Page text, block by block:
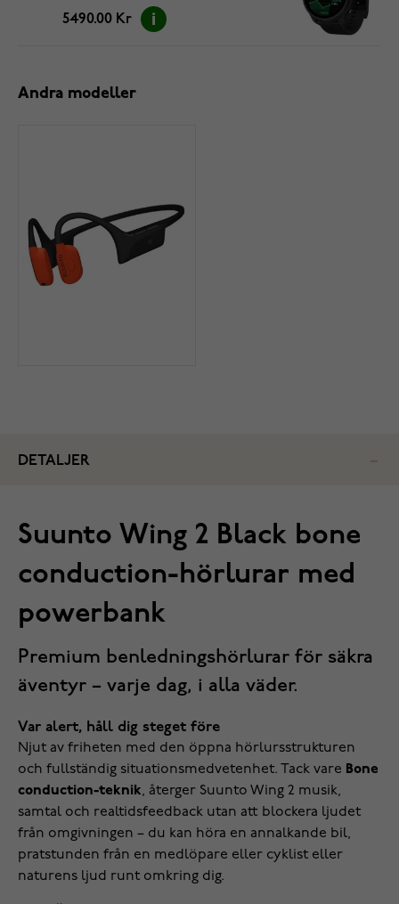
5490.00 Kr
Andra modeller
DETALJER
Suunto Wing 2 Black bone
conduction-hörlurar med
powerbank
Premium benledningshörlurar för säkra
äventyr – varje dag, i alla väder.
Var alert, håll dig steget före
Njut av friheten med den öppna hörlursstrukturen
och fullständig situationsmedvetenhet. Tack vare Bone
conduction-teknik, återger Suunto Wing 2 musik,
samtal och realtidsfeedback utan att blockera ljudet
från omgivningen – du kan höra en annalkande bil,
pratstunden från en medlöpare eller cyklist eller
naturens ljud runt omkring dig.